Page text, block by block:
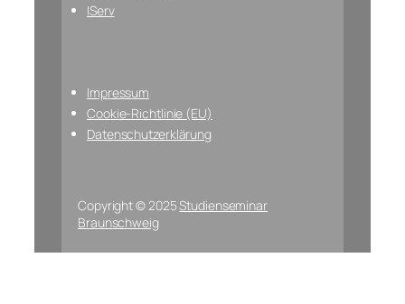
IServ
Impressum
Cookie-Richtlinie (EU)
Datenschutzerklärung
Copyright © 2025Studienseminar
Braunschweig